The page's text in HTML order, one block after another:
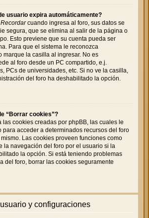
usuario expira automáticamente?
Recordarcuando ingresa al foro, sus datos se
segura, que se elimina al salir de la página o
Esto previene que su cuenta pueda ser
Para que el sistema le reconozca
marque la casilla al ingresar. No es
al foro desde un PC compartido, e.j.
PCs de universidades, etc. Si no ve la casilla,
del foro ha deshabilitado la opción.
“Borrar cookies”?
las cookies creadas por phpBB, las cuales le
para acceder a determinados recursos del foro
Las cookies proveen funciones como
la navegación del foro por el usuario si la
la opción. Si está teniendo problemas
del foro, borrar las cookies seguramente
y configuraciones